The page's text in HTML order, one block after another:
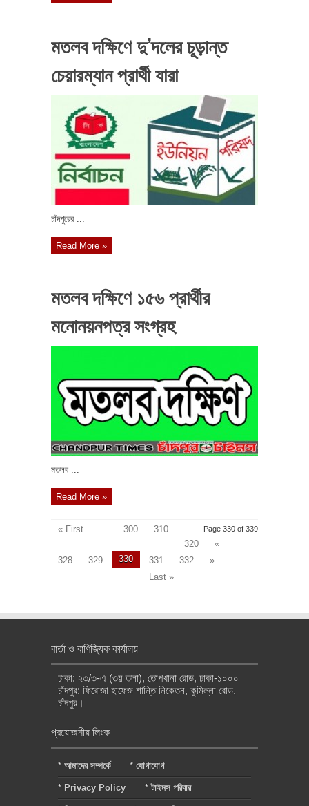
মতলব দক্ষিণে দু’দলের চূড়ান্ত
চেয়ারম্যান প্রার্থী যারা
চাঁদপুরের ...
Read More »
মতলব দক্ষিণে ১৫৬ প্রার্থীর
মনোনয়নপত্র সংগ্রহ
মতলব ...
Read More »
Page 330 of 339
« First 300
310
320
«
328
329 330 331 332 »
Last »
বার্তা ও বাণিজ্যিক কার্যালয়
ঢাকা: ২৩/৩-এ (৩য় তলা), তোপখানা রোড, ঢাকা-১০০০
চাঁদপুর: ফিরোজা হাফেজ শান্তি নিকেতন, কুমিল্লা রোড,
চাঁদপুর।
প্রয়োজনীয় লিংক
* আমাদের সম্পর্কে * যোগাযোগ
* Privacy Policy *টাইমস পরিবার